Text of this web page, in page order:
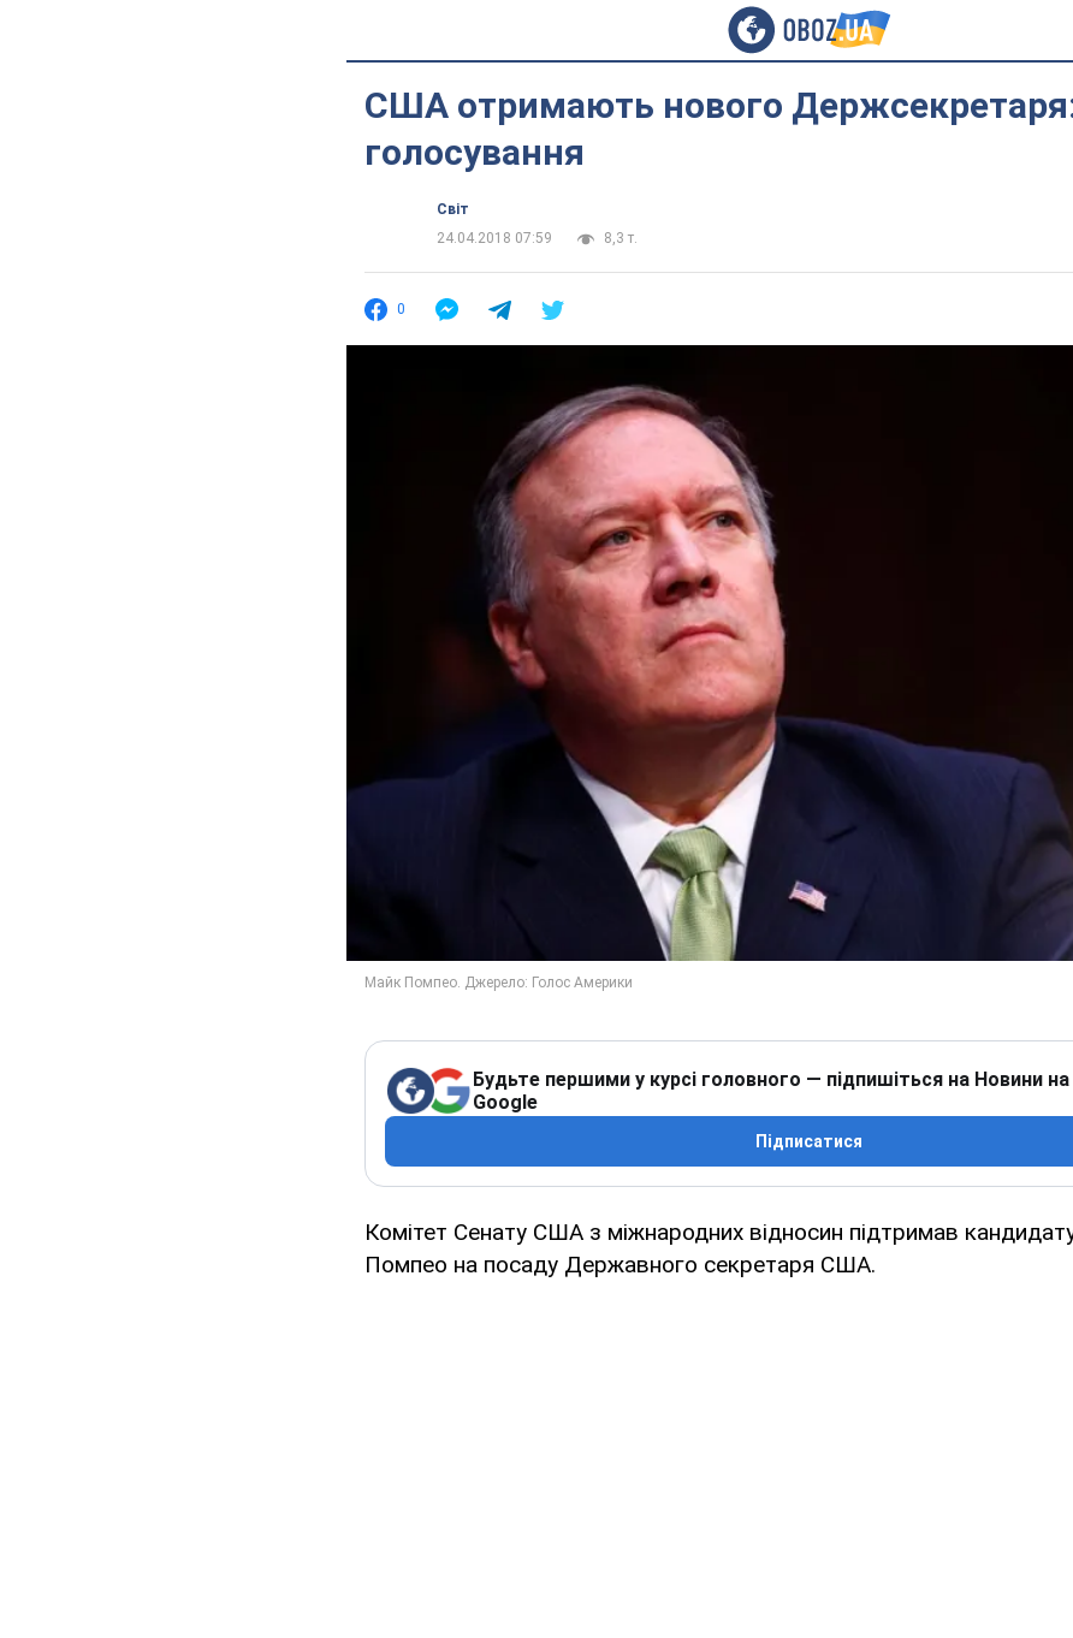
США отримають нового
голосування
Світ
24.04.2018 07:59
8,3 т.
0
Будьте першими у курсі головного — підпишіться на Новини на
Google
Підписатися
Комітет Сенату США з міжнародних відносин підтримав
Помпео на посаду Державного секретаря США.